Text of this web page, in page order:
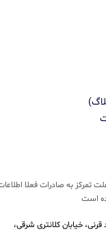
تمرکز به صادرات فعلا
است
خیابان کلانتری شرقی،